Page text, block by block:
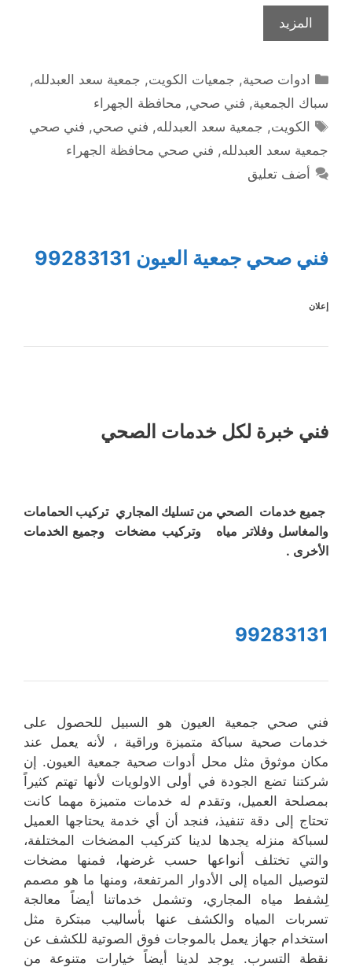
المزيد
التصنيفات
ادوات صحية, جمعيات الكويت, جمعية سعد العبدلله,
سباك الجمعية, فني صحي, محافظة الجهراء
الوسوم
الكويت, جمعية سعد العبدلله, فني صحي, فني صحي
جمعية سعد العبدلله, فني صحي محافظة الجهراء
أضف تعليق
فني صحي جمعية العيون 99283131
إعلان
فني خبرة لكل خدمات الصحي
جميع خدمات الصحي من تسليك المجاري تركيب الحمامات
والمغاسل وفلاتر مياه وتركيب مضخات وجميع الخدمات
الأخرى .
99283131
فني صحي جمعية العيون هو السبيل للحصول على
خدمات صحية سباكة متميزة وراقية ، لأنه يعمل عند
مكان موثوق مثل محل أدوات صحية جمعية العيون. إن
شركتنا تضع الجودة في أولى الاولويات لأنها تهتم كثيراً
بمصلحة العميل، وتقدم له خدمات متميزة مهما كانت
تحتاج إلى دقة تنفيذ، فنجد أن أي خدمة يحتاجها العميل
لسباكة منزله يجدها لدينا كتركيب المضخات المختلفة،
والتي تختلف أنواعها حسب غرضها، فمنها مضخات
لتوصيل المياه إلى الأدوار المرتفعة، ومنها ما هو مصمم
لِشفط مياه المجاري، وتشمل خدماتنا أيضاً معالجة
تسربات المياه والكشف عنها بأساليب مبتكرة مثل
استخدام جهاز يعمل بالموجات فوق الصوتية للكشف عن
نقطة التسرب. يوجد لدينا أيضاً خيارات متنوعة من